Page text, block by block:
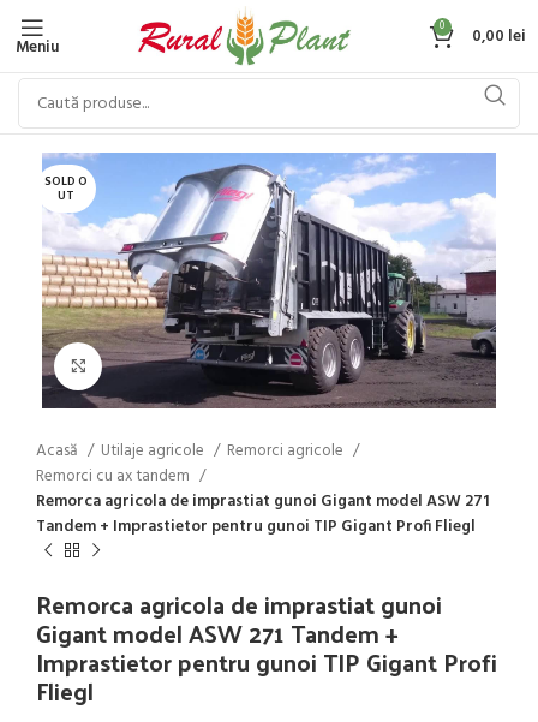
Meniu
0 0,00 lei
SOLD O
UT
Click to enlarge
Acasă Utilaje agricole
Remorci agricole
Remorci cu ax tandem
Remorca agricola de imprastiat gunoi Gigant model ASW 271
Tandem + Imprastietor pentru gunoi TIP Gigant Profi Fliegl
Remorca agricola de imprastiat gunoi
Gigant model ASW 271 Tandem +
Imprastietor pentru gunoi TIP Gigant Profi
Fliegl